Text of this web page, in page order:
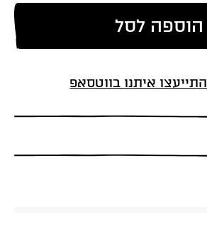
הוספה לסל
התייעצו איתנו בווטסאפ